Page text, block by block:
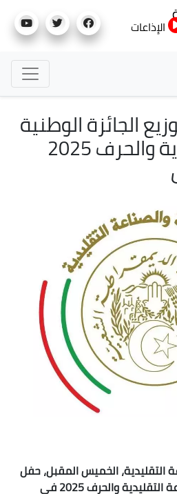
إلى
الجائزة الوطنية
للصناعة التقليدية والحرف 2025
التقليدية، الخميس المقبل، حفل
توزيع الجائزة الوطنية للصناعة التقليدية والحرف 2025 في